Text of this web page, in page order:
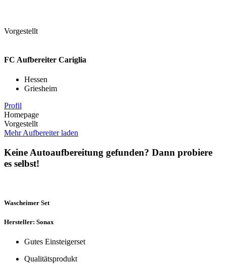
Vorgestellt
FC Aufbereiter Cariglia
Hessen
Griesheim
Profil
Homepage
Vorgestellt
Mehr Aufbereiter laden
Keine Autoaufbereitung gefunden? Dann probiere
es selbst!
Wascheimer Set
Hersteller: Sonax
Gutes Einsteigerset
Qualitätsprodukt